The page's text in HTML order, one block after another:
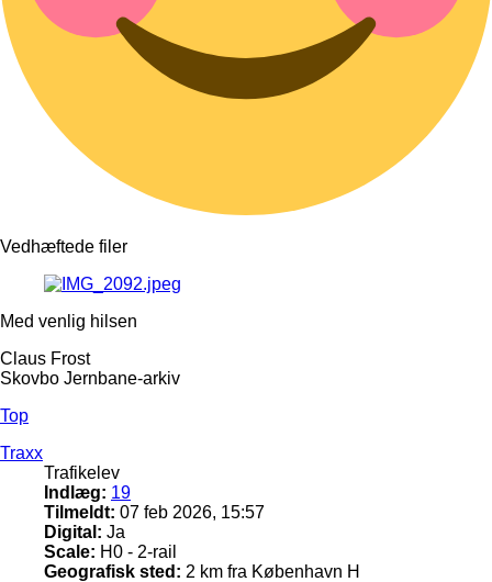
Vedhæftede filer
Med venlig hilsen
Claus Frost
Skovbo Jernbane-arkiv
Top
Traxx
Trafikelev
Indlæg: 19
Tilmeldt: 07 feb 2026, 15:57
Digital: Ja
Scale: H0 - 2-rail
Geografisk sted: 2 km fra København H